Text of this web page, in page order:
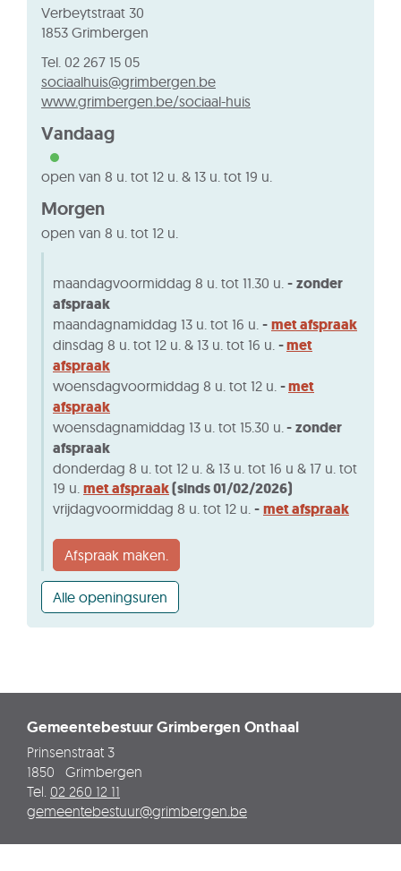
Adres
Verbeytstraat 30
,1853 Grimbergen
Tel. 02 267 15 05
E-
mail
sociaalhuis@grimbergen.be
Website
www.grimbergen.be/sociaal-huis
Vandaag
open van 8 u. tot 12 u. & 13 u. tot 19 u.
Morgen
open van 8 u. tot 12 u.
maandagvoormiddag 8 u. tot 11.30 u. -zonder
afspraak
maandagnamiddag 13 u. tot 16 u. -met afspraak
dinsdag 8 u. tot 12 u. & 13 u. tot 16 u. -met
afspraak
woensdagvoormiddag 8 u. tot 12 u. -met
afspraak
woensdagnamiddag 13 u. tot 15.30 u. -zonder
afspraak
donderdag 8 u. tot 12 u. & 13 u. tot 16 u & 17 u. tot
19 u. met afspraak(sinds 01/02/2026)
vrijdagvoormiddag 8 u. tot 12 u. -met afspraak
Afspraak maken.
Alle openingsuren
Huis
Gemeentebestuur Grimbergen Onthaal
Adres
Prinsenstraat 3
1850
Grimbergen
Tel. 02 260 12 11
E-
gemeentebestuur@grimbergen.be